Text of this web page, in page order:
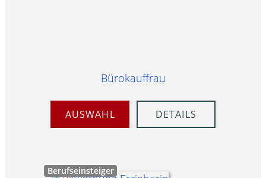
Bürokauffrau
AUSWAHL DETAILS
Berufseinsteiger